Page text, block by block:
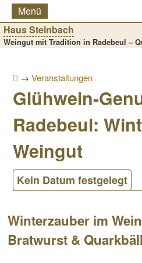
Menü
Haus Steinbach
Weingut mit Tradition in Radebeul –
→Veranstaltungen
Glühwein-
Radebeul:
Weingut
Kein Datum festgelegt
Winterzauber im
Bratwurst &